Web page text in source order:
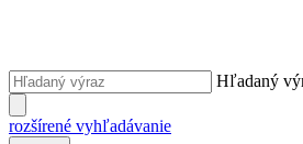
Hľadaný
rozšírené vyhľadávanie